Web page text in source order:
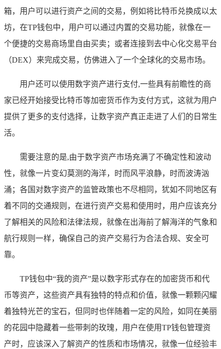
箱，用户可以进行资产之间的交易，例如将比特币兑换成以太
坊，在TP钱包中，用户可以通过内置的交易功能，就像在一
个便捷的交易商场里自由买卖；或者连接到去中心化交易平台
（DEX）来完成交易，仿佛进入了一个全球化的交易市场。
用户还可以使用数字资产进行支付,一些具有前瞻性的商
家已经开始接受比特币等加密货币作为支付方式，这就为用户
提供了更多的支付选择，让数字资产真正走进了人们的日常生
活。
需要注意的是,由于数字资产市场充满了不确定性和波动
性，就像一片变幻莫测的海洋，时而风平浪静，时而波涛汹
涌；各国对数字资产的监管政策也不尽相同，犹如不同地区有
着不同的交通规则，在进行资产交易和使用时，用户应该充分
了解相关的风险和法律法规，就像在出海前了解海洋的气象和
航行规则一样，确保自己的资产交易行为合法合规、安全可
靠。
TP钱包中“我的资产”是以数字形式存在的加密货币和代
币等资产，这些资产具有独特的特点和价值，就像一颗颗闪耀
着独特光芒的宝石，但同时也伴随着一定的风险，如同在美丽
的花园中隐藏着一些带刺的玫瑰，用户在使用TP钱包管理资
产时，应该深入了解资产的性质和市场情况，就像一位经验丰